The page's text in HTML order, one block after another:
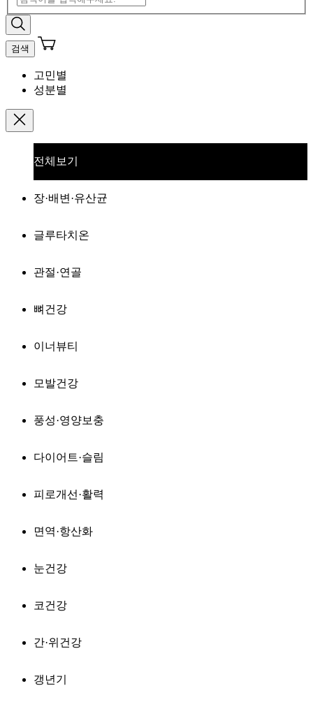
검색
고민별
성분별
전체보기
장·배변·유산균
글루타치온
관절·연골
뼈건강
이너뷰티
모발건강
풍성·영양보충
다이어트·슬림
피로개선·활력
면역·항산화
눈건강
코건강
간·위건강
갱년기